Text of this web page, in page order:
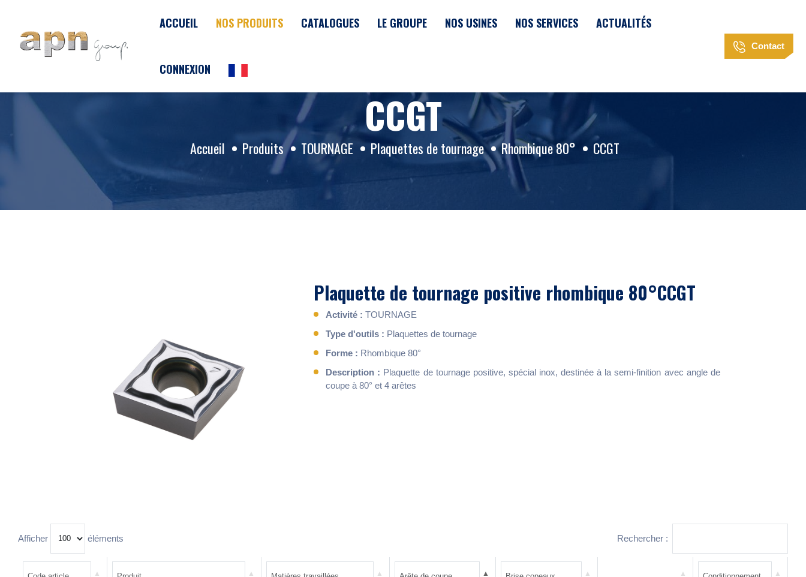
ACCUEIL NOS PRODUITS CATALOGUES LE GROUPE NOS USINES NOS SERVICES ACTUALITÉS
CONNEXION
Contact
CCGT
Accueil Produits TOURNAGE Plaquettes de tournage Rhombique 80° CCGT
Plaquette de tournage positive rhombique 80°CCGT
Activité : TOURNAGE
Type d'outils : Plaquettes de tournage
Forme : Rhombique 80°
Description : Plaquette de tournage positive, spécial inox, destinée à la semi-finition avec angle de
coupe à 80° et 4 arêtes
Afficher éléments Rechercher :